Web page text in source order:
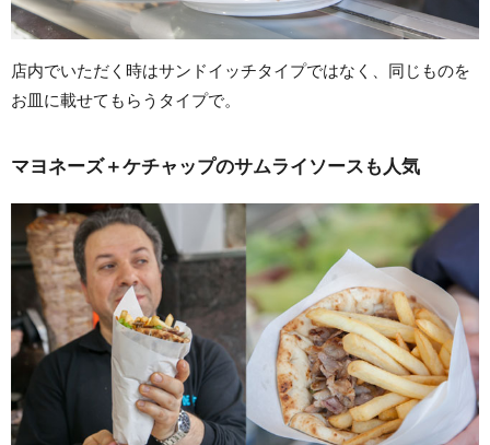
店内でいただく時はサンドイッチタイプではなく、同じものを
お皿に載せてもらうタイプで。
マヨネーズ＋ケチャップのサムライソースも人気